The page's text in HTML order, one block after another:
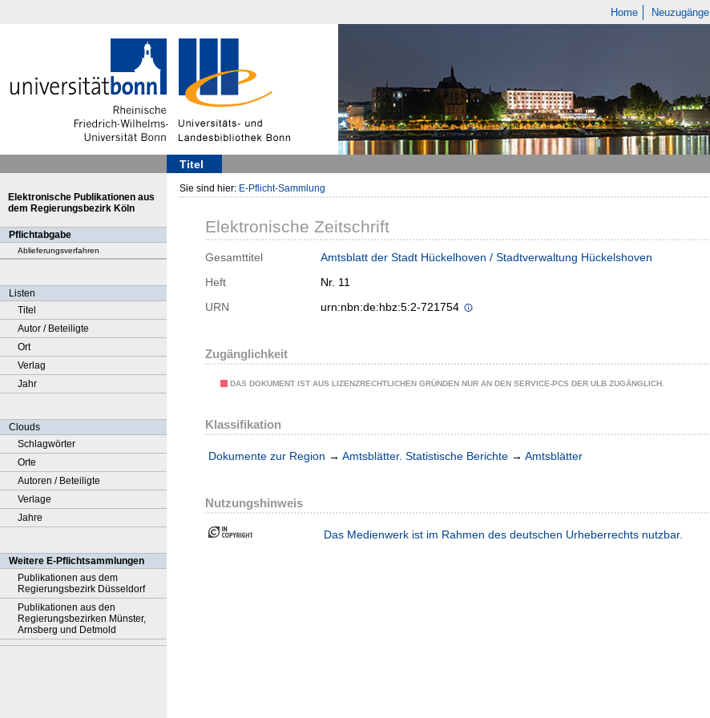
Home Neuzugänge
Titel
Elektronische Publikationen aus
dem Regierungsbezirk Köln
Pflichtabgabe
Ablieferungsverfahren
Listen
Titel
Autor / Beteiligte
Ort
Verlag
Jahr
Clouds
Schlagwörter
Orte
Autoren / Beteiligte
Verlage
Jahre
Weitere E-Pflichtsammlungen
Publikationen aus dem
Regierungsbezirk Düsseldorf
Publikationen aus den
Regierungsbezirken Münster,
Arnsberg und Detmold
Sie sind hier: E-Pflicht-Sammlung
Elektronische Zeitschrift
Gesamttitel
Amtsblatt der Stadt Hückelhoven / Stadtverwaltung Hückelshoven
Heft
Nr. 11
URN
urn:nbn:de:hbz:5:2-721754
Zugänglichkeit
DAS DOKUMENT IST AUS LIZENZRECHTLICHEN GRÜNDEN NUR AN DEN SERVICE-PCS DER ULB ZUGÄNGLICH.
Klassifikation
Dokumente zur Region → Amtsblätter. Statistische Berichte → Amtsblätter
Nutzungshinweis
Das Medienwerk ist im Rahmen des deutschen Urheberrechts nutzbar.